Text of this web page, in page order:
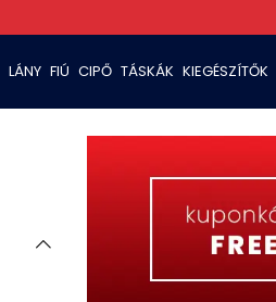
LÁNY FIÚ CIPŐ TÁSKÁK KIEGÉSZÍTŐK